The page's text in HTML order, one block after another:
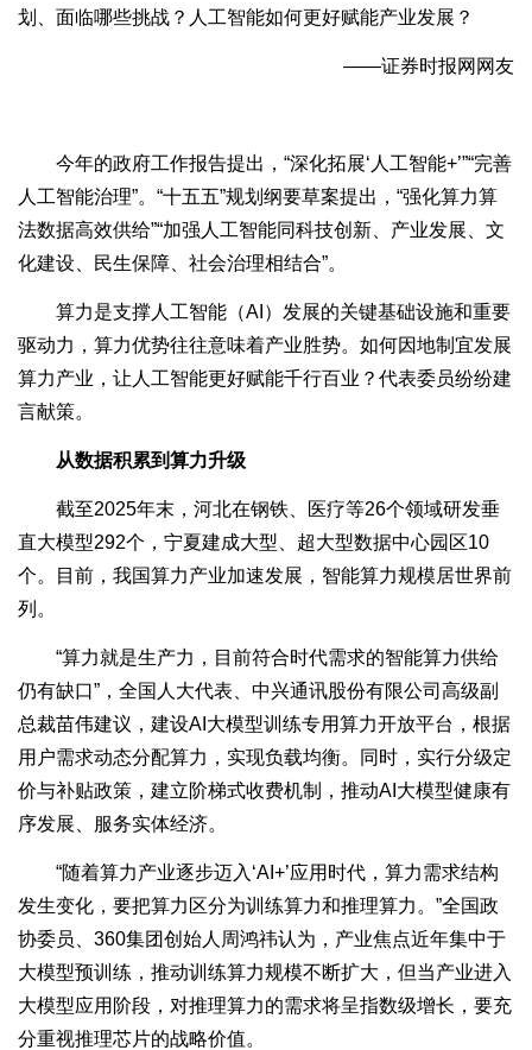
划、面临哪些挑战？人工智能如何更好赋能产业发展？
——证券时报网网友
今年的政府工作报告提出，“深化拓展‘人工智能+’”“完善
人工智能治理”。“十五五”规划纲要草案提出，“强化算力算
法数据高效供给”“加强人工智能同科技创新、产业发展、文
化建设、民生保障、社会治理相结合”。
算力是支撑人工智能（AI）发展的关键基础设施和重要
驱动力，算力优势往往意味着产业胜势。如何因地制宜发展
算力产业，让人工智能更好赋能千行百业？代表委员纷纷建
言献策。
从数据积累到算力升级
截至2025年末，河北在钢铁、医疗等26个领域研发垂
直大模型292个，宁夏建成大型、超大型数据中心园区10
个。目前，我国算力产业加速发展，智能算力规模居世界前
列。
“算力就是生产力，目前符合时代需求的智能算力供给
仍有缺口”，全国人大代表、中兴通讯股份有限公司高级副
总裁苗伟建议，建设AI大模型训练专用算力开放平台，根据
用户需求动态分配算力，实现负载均衡。同时，实行分级定
价与补贴政策，建立阶梯式收费机制，推动AI大模型健康有
序发展、服务实体经济。
“随着算力产业逐步迈入‘AI+’应用时代，算力需求结构
发生变化，要把算力区分为训练算力和推理算力。”全国政
协委员、360集团创始人周鸿祎认为，产业焦点近年集中于
大模型预训练，推动训练算力规模不断扩大，但当产业进入
大模型应用阶段，对推理算力的需求将呈指数级增长，要充
分重视推理芯片的战略价值。